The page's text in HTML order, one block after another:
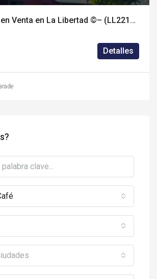
Finca de Café en Venta en La Libertad ©– (LL2219P)
Detalles